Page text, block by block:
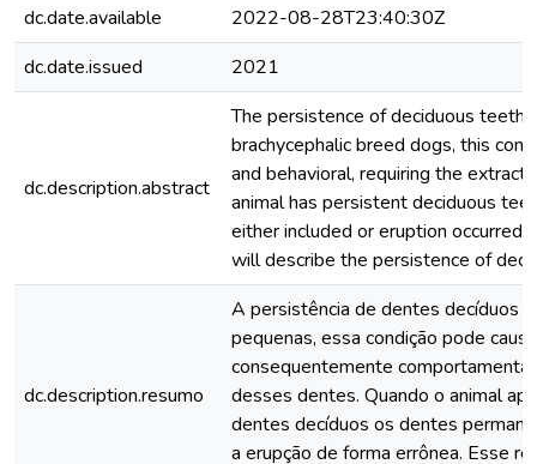
dc.date.available
2022-08-28T23:40:30Z
dc.date.issued
2021
dc.description.abstract
The persistence of deciduous teeth
brachycephalic breed dogs, this
and behavioral, requiring the
animal has persistent deciduous
either included or eruption occurred
will describe the persistence of
dc.description.resumo
A persistência de dentes decíduos
pequenas, essa condição pode
consequentemente
desses dentes. Quando o animal
dentes decíduos os dentes
a erupção de forma errônea. Esse